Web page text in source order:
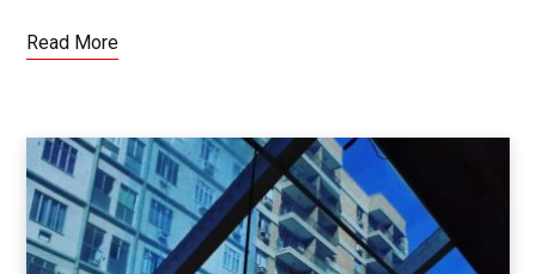
Read More